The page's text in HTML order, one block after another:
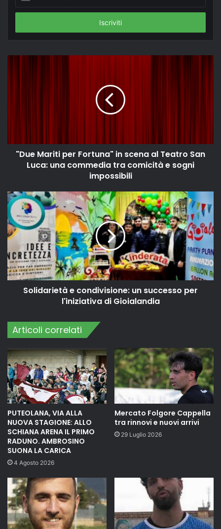
tuo
email
"Due Mariti per Fortuna" in scena al Teatro San
Luca: una commedia tra comicità e sogni
impossibili
Solidarietà e condivisione: un successo per
l'iniziativa di Gioialandia
Articoli correlati
PUTEOLANA, VIA ALLA
NUOVA STAGIONE: ALLO
SCHIANA ARENA IL PRIMO
RADUNO. AMBROSINO
SUONA LA CARICA
4 Agosto 2026
Mercato Folgore Cappella
tra rinnovi e nuovi arrivi
29 Luglio 2026